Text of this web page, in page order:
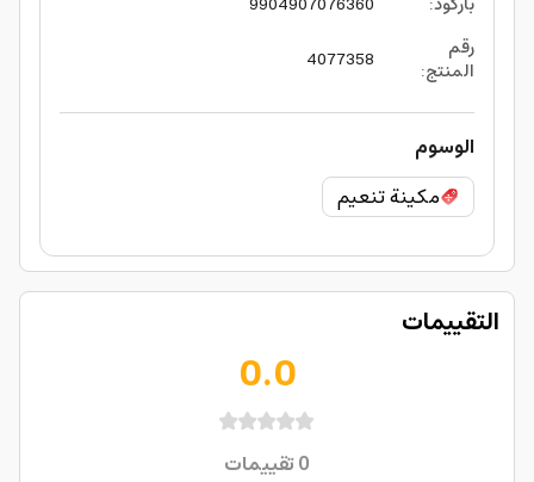
رقم
المنتج:
4077358
الوسوم
مكينة تنعيم
التقييمات
0.0
0تقييمات